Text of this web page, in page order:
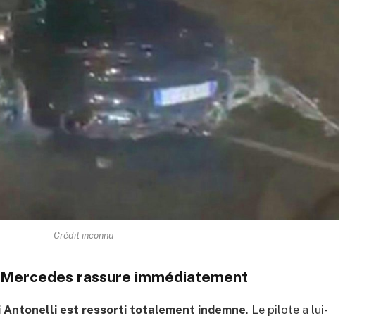
Crédit inconnu
rassure immédiatement
Antonelli est ressorti totalement indemne. Le pilote a lui-